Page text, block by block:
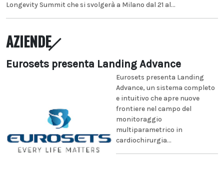
Longevity Summit che si svolgerà a Milano dal 21 al...
AZIENDE
Eurosets presenta Landing Advance
Eurosets presenta Landing
Advance, un sistema completo
e intuitivo che apre nuove
frontiere nel campo del
monitoraggio
multiparametrico in
cardiochirurgia...